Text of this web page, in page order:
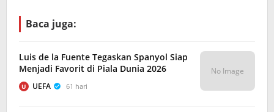
Baca juga:
Luis de la Fuente Tegaskan Spanyol Siap
Menjadi Favorit di Piala Dunia 2026
U UEFA 61 hari
No Image